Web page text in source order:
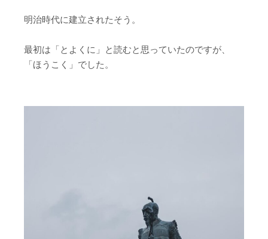
明治時代に建立されたそう。
最初は「とよくに」と読むと思っていたのですが、
「ほうこく」でした。